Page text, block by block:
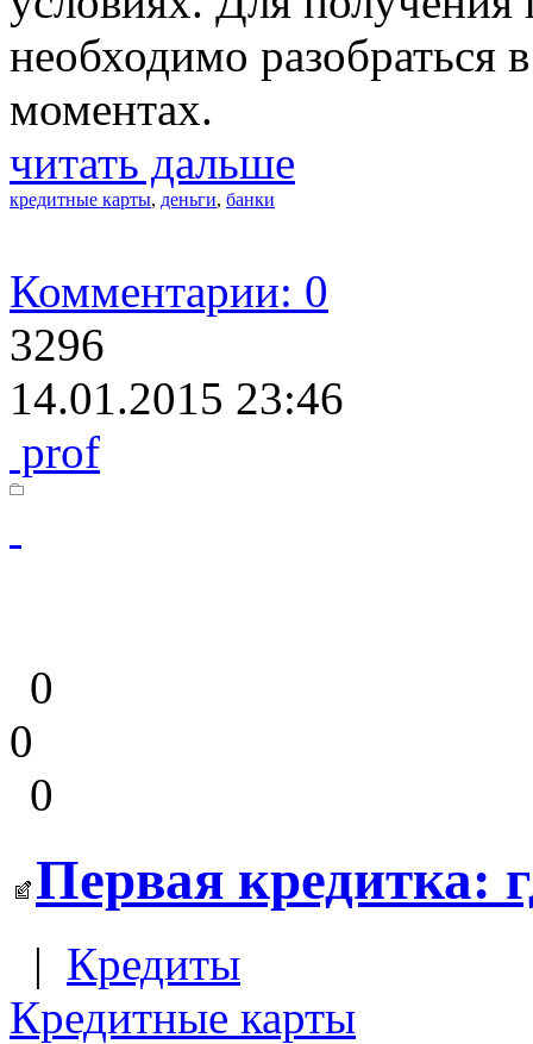
необходимо разобраться
моментах.
читать дальше
кредитные карты, деньги, банки
Комментарии: 0
3296
14.01.2015 23:46
prof
0
0
0
Первая кредитка:
| Кредиты
Кредитные карты